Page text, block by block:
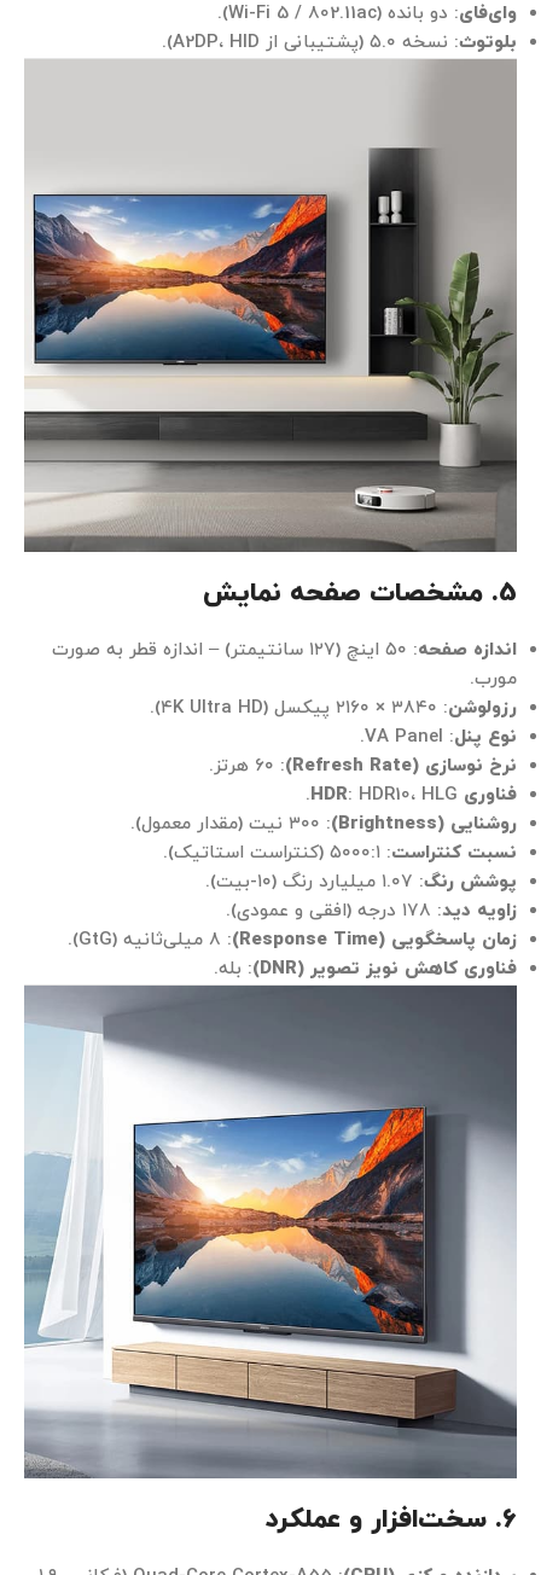
وای‌فای: دو بانده (Wi-Fi 5 / 802.11ac).
بلوتوث: نسخه ۵.۰ (پشتیبانی از A2DP، HID).
5. مشخصات صفحه نمایش
اندازه صفحه
: ۵۰ اینچ (۱۲۷ سانتیمتر) – اندازه قطر به صورت
مورب.
رزولوشن: ۳۸۴۰ × ۲۱۶۰ پیکسل (۴K Ultra HD).
نوع پنل: VA Panel.
نرخ نوسازی (Refresh Rate)
: ۶۰ هرتز.
فناوری HDR : HDR10، HLG.
روشنایی (Brightness)
: ۳۰۰ نیت (مقدار معمول).
نسبت کنتراست: ۵۰۰۰:۱ (کنتراست استاتیک).
پوشش رنگ: ۱.۰۷ میلیارد رنگ (۱۰-بیت).
زاویه دید: ۱۷۸ درجه (افقی و عمودی).
زمان پاسخگویی (Response Time)
: ۸ میلی‌ثانیه (GtG).
فناوری کاهش نویز تصویر (DNR)
: بله.
6. سخت‌افزار و عملکرد